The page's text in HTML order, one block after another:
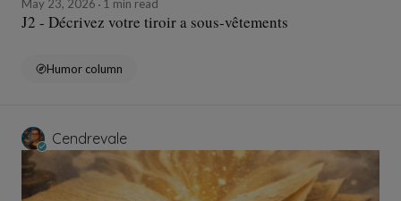
May 23, 2026 1 min read
J2 - Décrivez votre tiroir a sous-vêtements
Humor column
Cendrevale